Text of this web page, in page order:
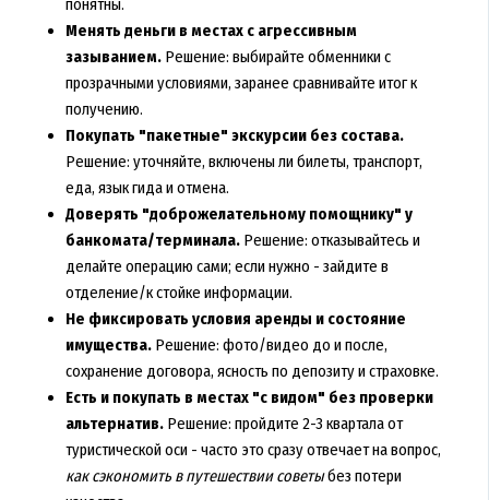
понятны.
Менять деньги в местах с агрессивным
зазыванием.Решение: выбирайте обменники с
прозрачными условиями, заранее сравнивайте итог к
получению.
Покупать "пакетные" экскурсии без состава.
Решение: уточняйте, включены ли билеты, транспорт,
еда, язык гида и отмена.
Доверять "доброжелательному помощнику" у
банкомата/терминала.Решение: отказывайтесь и
делайте операцию сами; если нужно - зайдите в
отделение/к стойке информации.
Не фиксировать условия аренды и состояние
имущества.Решение: фото/видео до и после,
сохранение договора, ясность по депозиту и страховке.
Есть и покупать в местах "с видом" без проверки
альтернатив.Решение: пройдите 2-3 квартала от
туристической оси - часто это сразу отвечает на вопрос,
как сэкономить в путешествии советыбез потери